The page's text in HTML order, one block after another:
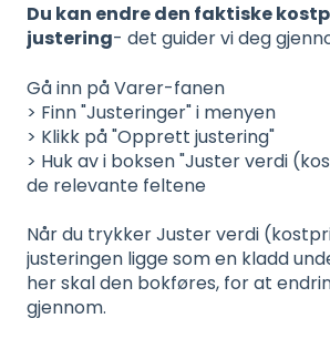
Du kan endre den faktiske
justering- det guider vi deg
Gå inn på Varer-fanen
> Finn "Justeringer" i menyen
> Klikk på "Opprett justering"
> Huk av i boksen "Juster verdi
de relevante feltene
Når du trykker Juster verdi
justeringen ligge som en kladd
her skal den bokføres, for at
gjennom.